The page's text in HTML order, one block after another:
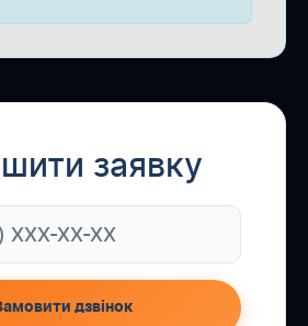
заявку
дзвінок